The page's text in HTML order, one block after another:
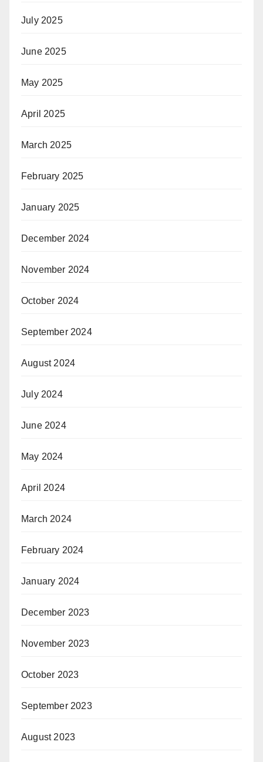
July 2025
June 2025
May 2025
April 2025
March 2025
February 2025
January 2025
December 2024
November 2024
October 2024
September 2024
August 2024
July 2024
June 2024
May 2024
April 2024
March 2024
February 2024
January 2024
December 2023
November 2023
October 2023
September 2023
August 2023